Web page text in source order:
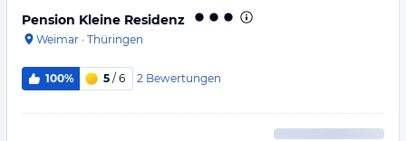
Pension Kleine Residenz
Weimar · Thüringen
100% 5 / 6 2 Bewertungen